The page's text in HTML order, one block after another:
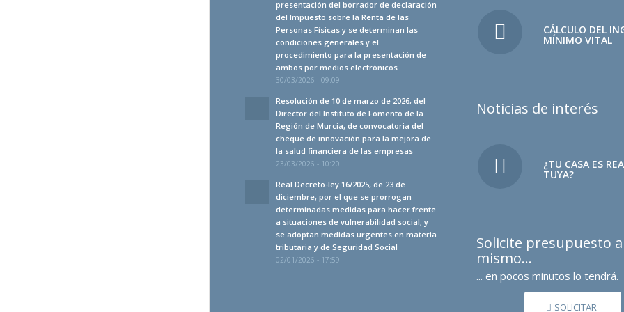
presentación del borrador de declaración
del Impuesto sobre la Renta de las
Personas Físicas y se determinan las
condiciones generales y el
procedimiento para la presentación de
ambos por medios electrónicos.
30/03/2026 - 09:09
Resolución de 10 de marzo de 2026, del
Director del Instituto de Fomento de la
Región de Murcia, de convocatoria del
cheque de innovación para la mejora de
la salud financiera de las empresas
23/03/2026 - 10:20
Real Decreto-ley 16/2025, de 23 de
diciembre, por el que se prorrogan
determinadas medidas para hacer frente
a situaciones de vulnerabilidad social, y
se adoptan medidas urgentes en materia
tributaria y de Seguridad Social
02/01/2026 - 17:59
CÁLCULO DEL
MÍNIMO VITAL
Noticias de interés
¿TU CASA ES
TUYA?
Solicite presupuesto
mismo…
... en pocos minutos lo tendrá.
SOLICITAR